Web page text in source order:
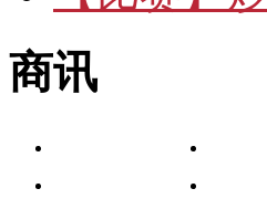
商讯